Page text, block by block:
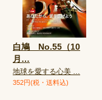
白鳩 No.55（10
月 …
地球を愛する心美 …
352円(税・送料込)